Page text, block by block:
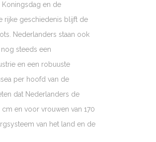
Koningsdag en de
rijke geschiedenis blijft de
Nederlanders staan ook
steeds een
en een robuuste
per hoofd van de
dat Nederlanders de
en voor vrouwen van 170
van het land en de